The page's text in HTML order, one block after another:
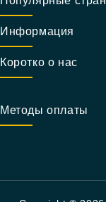
Информация
Коротко о нас
Методы оплаты